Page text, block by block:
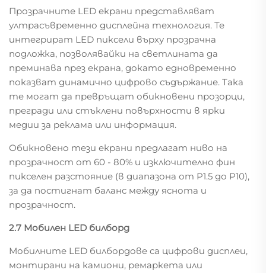
Прозрачните LED екрани представляват
ултрасъвременно дисплейна технология. Те
интегрират LED пиксели върху прозрачна
подложка, позволявайки на светлината да
преминава през екрана, докато едновременно
показват динамично цифрово съдържание. Така
те могат да превръщат обикновени прозорци,
прегради или стъклени повърхности в ярки
медии за реклама или информация.
Обикновено тези екрани предлагат ниво на
прозрачност от 60 - 80% и изключително фин
пикселен разстояние (в диапазона от P1.5 до P10),
за да постигнат баланс между яснота и
прозрачност.
2.7 Мобилен LED билборд
Мобилните LED билбордове са цифрови дисплеи,
монтирани на камиони, ремаркета или